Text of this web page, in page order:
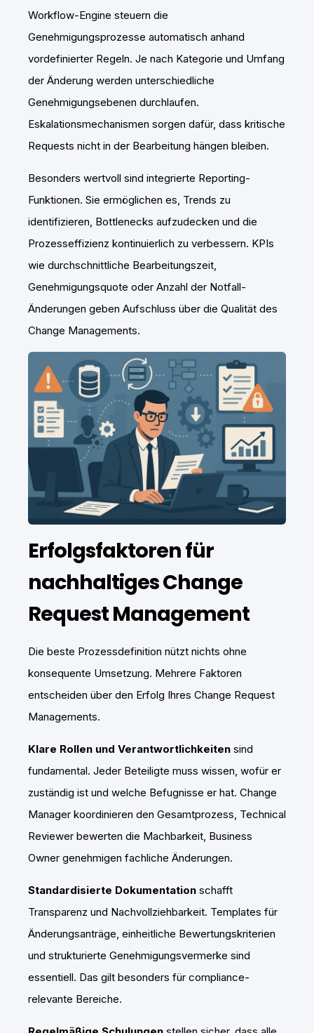
Workflow-Engine steuern die
Genehmigungsprozesse automatisch anhand
vordefinierter Regeln. Je nach Kategorie und Umfang
der Änderung werden unterschiedliche
Genehmigungsebenen durchlaufen.
Eskalationsmechanismen sorgen dafür, dass kritische
Requests nicht in der Bearbeitung hängen bleiben.
Besonders wertvoll sind integrierte Reporting-
Funktionen. Sie ermöglichen es, Trends zu
identifizieren, Bottlenecks aufzudecken und die
Prozesseffizienz kontinuierlich zu verbessern. KPIs
wie durchschnittliche Bearbeitungszeit,
Genehmigungsquote oder Anzahl der Notfall-
Änderungen geben Aufschluss über die Qualität des
Change Managements.
Erfolgsfaktoren für
nachhaltiges Change
Request Management
Die beste Prozessdefinition nützt nichts ohne
konsequente Umsetzung. Mehrere Faktoren
entscheiden über den Erfolg Ihres Change Request
Managements.
Klare Rollen und Verantwortlichkeiten sind
fundamental. Jeder Beteiligte muss wissen, wofür er
zuständig ist und welche Befugnisse er hat. Change
Manager koordinieren den Gesamtprozess, Technical
Reviewer bewerten die Machbarkeit, Business
Owner genehmigen fachliche Änderungen.
Standardisierte Dokumentation schafft
Transparenz und Nachvollziehbarkeit. Templates für
Änderungsanträge, einheitliche Bewertungskriterien
und strukturierte Genehmigungsvermerke sind
essentiell. Das gilt besonders für compliance-
relevante Bereiche.